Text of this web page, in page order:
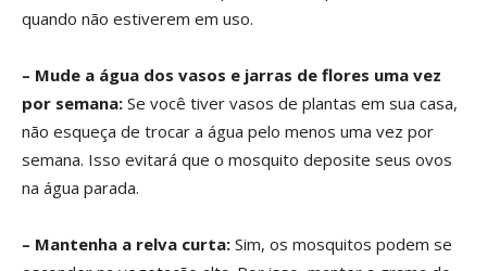
quando não estiverem em uso.
– Mude a água dos vasos e jarras de flores uma vez
por semana: Se você tiver vasos de plantas em sua casa,
não esqueça de trocar a água pelo menos uma vez por
semana. Isso evitará que o mosquito deposite seus ovos
na água parada.
– Mantenha a relva curta: Sim, os mosquitos podem se